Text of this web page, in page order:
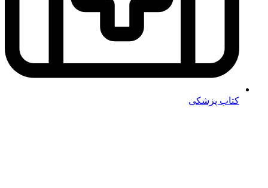
کتاب پزشکی